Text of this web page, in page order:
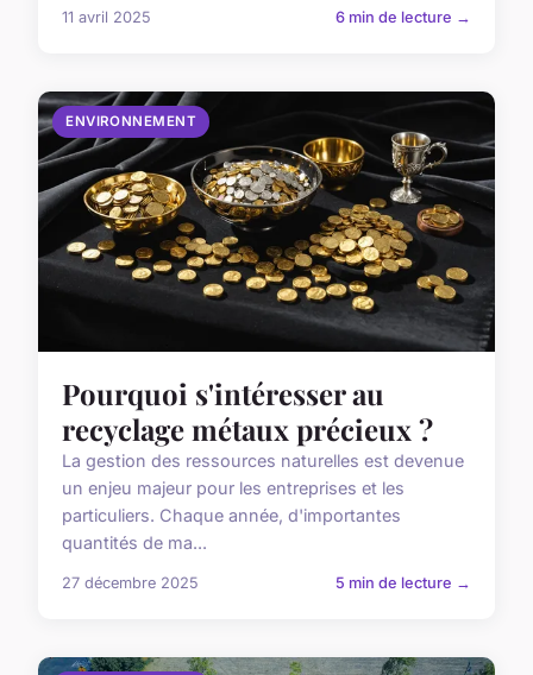
11 avril 2025 6 min de lecture →
ENVIRONNEMENT
Pourquoi s'intéresser au
recyclage métaux précieux ?
La gestion des ressources naturelles est devenue
un enjeu majeur pour les entreprises et les
particuliers. Chaque année, d'importantes
quantités de ma...
27 décembre 2025 5 min de lecture →